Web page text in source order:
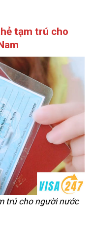
tạm trú cho
trú cho người nước